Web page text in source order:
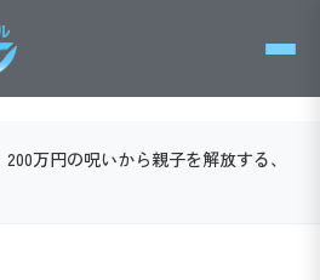
200万円の呪いから親子を解放する、